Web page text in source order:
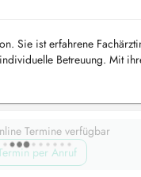
Sie ist erfahrene
Betreuung. Mit
Termine verfügbar
per Anruf